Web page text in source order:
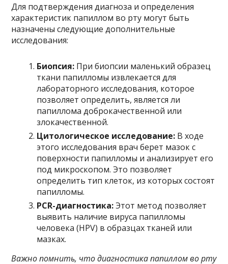
Для подтверждения диагноза и определения
характеристик папиллом во рту могут быть
назначены следующие дополнительные
исследования:
Биопсия: При биопсии маленький образец
ткани папилломы извлекается для
лабораторного исследования, которое
позволяет определить, является ли
папиллома доброкачественной или
злокачественной.
Цитологическое исследование: В ходе
этого исследования врач берет мазок с
поверхности папилломы и анализирует его
под микроскопом. Это позволяет
определить тип клеток, из которых состоят
папилломы.
PCR-диагностика:Этот метод позволяет
выявить наличие вируса папилломы
человека (HPV) в образцах тканей или
мазках.
Важно помнить, что диагностика папиллом во рту